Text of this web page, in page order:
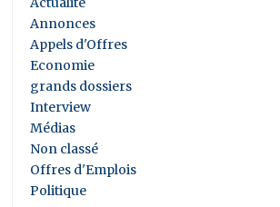
Annonces
Appels d'Offres
Economie
grands dossiers
Interview
Médias
Non classé
Offres d'Emplois
Politique